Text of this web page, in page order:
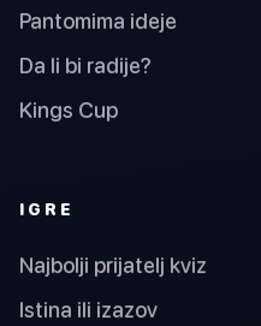
Pantomima ideje
Da li bi radije?
Kings Cup
IGRE
Najbolji prijatelj kviz
Istina ili izazov